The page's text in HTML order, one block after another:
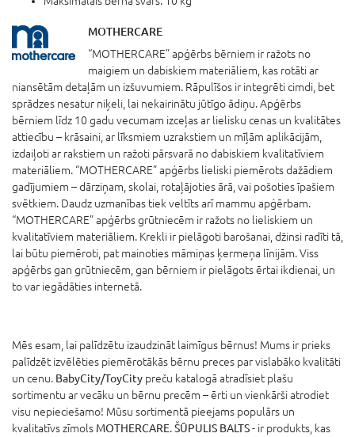
MOTHERCARE
“MOTHERCARE” apģērbs bērniem ir ražots no
maigiem un dabiskiem materiāliem, kas rotāti ar
niansētām detaļām un izšuvumiem. Rāpulīšos ir integrēti cimdi, bet
sprādzes nesatur niķeli, lai nekairinātu jūtīgo ādiņu. Apģērbs
bērniem līdz 10 gadu vecumam izceļas ar lielisku cenas un kvalitātes
attiecību – krāsaini, ar līksmiem uzrakstiem un mīļām aplikācijām,
izdaiļoti ar rakstiem un ražoti pārsvarā no dabiskiem kvalitatīviem
materiāliem. “MOTHERCARE” apģērbs lieliski piemērots dažādiem
gadījumiem – dārziņam, skolai, rotaļājoties ārā, vai pošoties īpašiem
svētkiem. Daudz uzmanības tiek veltīts arī mammu apģērbam.
“MOTHERCARE” apģērbs grūtniecēm ir ražots no lieliskiem un
kvalitatīviem materiāliem. Krekli ir pielāgoti barošanai, džinsi radīti tā,
lai būtu piemēroti, pat mainoties māmiņas ķermeņa līnijām. Viss
apģērbs gan grūtniecēm, gan bērniem ir pielāgots ērtai ikdienai, un
to var iegādāties internetā.
Mēs esam, lai palīdzētu izaudzināt laimīgus bērnus! Mums ir prieks
palīdzēt izvēlēties piemērotākās bērnu preces par vislabāko kvalitāti
un cenu. BabyCity/ToyCity preču katalogā atradīsiet plašu
sortimentu ar vecāku un bērnu precēm – ērti un vienkārši atrodiet
visu nepieciešamo! Mūsu sortimentā pieejams populārs un
kvalitatīvs zīmols MOTHERCARE.ŠŪPULIS BALTS- ir produkts, kas